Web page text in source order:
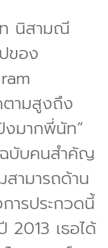
นิสามณี
ของ
ามสูงถึง
งมากพี่นัท”
ฉบับคนสำคัญ
ามารถด้าน
ารประกวดนี้
2013 เธอได้